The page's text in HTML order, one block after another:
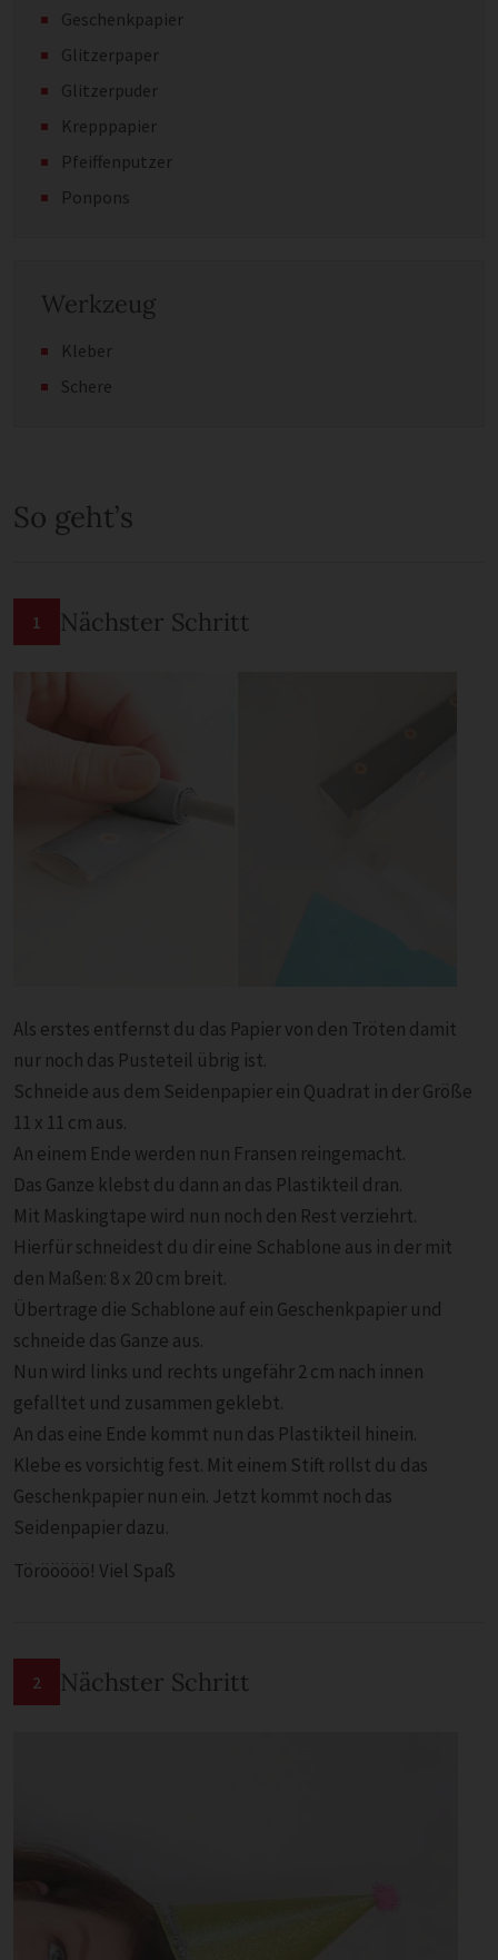
Geschenkpapier
Glitzerpaper
Glitzerpuder
Krepppapier
Pfeiffenputzer
Ponpons
Werkzeug
Kleber
Schere
So geht’s
1 Nächster Schritt
Als erstes entfernst du das Papier von den Tröten damit
nur noch das Pusteteil übrig ist.
Schneide aus dem Seidenpapier ein Quadrat in der Größe
11 x 11 cm aus.
An einem Ende werden nun Fransen reingemacht.
Das Ganze klebst du dann an das Plastikteil dran.
Mit Maskingtape wird nun noch den Rest verziehrt.
Hierfür schneidest du dir eine Schablone aus in der mit
den Maßen: 8 x 20 cm breit.
Übertrage die Schablone auf ein Geschenkpapier und
schneide das Ganze aus.
Nun wird links und rechts ungefähr 2 cm nach innen
gefalltet und zusammen geklebt.
An das eine Ende kommt nun das Plastikteil hinein.
Klebe es vorsichtig fest. Mit einem Stift rollst du das
Geschenkpapier nun ein. Jetzt kommt noch das
Seidenpapier dazu.
Törööööö! Viel Spaß
2 Nächster Schritt